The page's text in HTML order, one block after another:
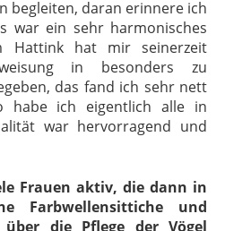
begleiten, daran erinnere ich
war ein sehr harmonisches
Hattink hat mir seinerzeit
in besonders zu
das fand ich sehr nett
habe ich eigentlich alle in
war hervorragend und
Frauen aktiv, die dann in
Farbwellensittiche und
über die Pflege der Vögel